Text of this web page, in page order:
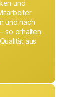
und
und nach
so erhalten
aus